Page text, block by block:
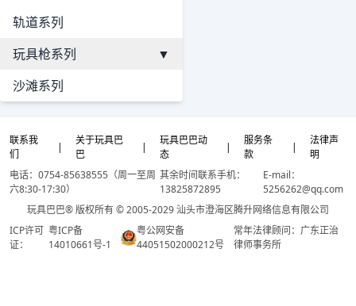
轨道系列
玩具枪系列
▼
沙滩系列
联系我
们
|
关于玩具巴
巴
|
玩具巴巴动
态
|
服务条
款
|
法律声
明
电话：0754-85638555（周一至周
六8:30-17:30）
其余时间联系手机：
13825872895
E-mail：
5256262@qq.com
玩具巴巴® 版权所有 © 2005-2029 汕头市澄海区腾升网络信息有限公司
ICP许可
证：
粤ICP备
14010661号-1
粤公网安备
44051502000212号
常年法律顾问：广东正治
律师事务所